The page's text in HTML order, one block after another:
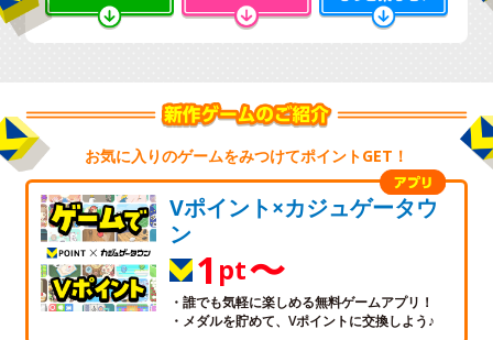
お気に入りのゲームをみつけてポイントGET！
Vポイント×カジュゲータウ
ン
1 pt〜
・誰でも気軽に楽しめる無料ゲームアプリ！
・メダルを貯めて、Vポイントに交換しよう♪